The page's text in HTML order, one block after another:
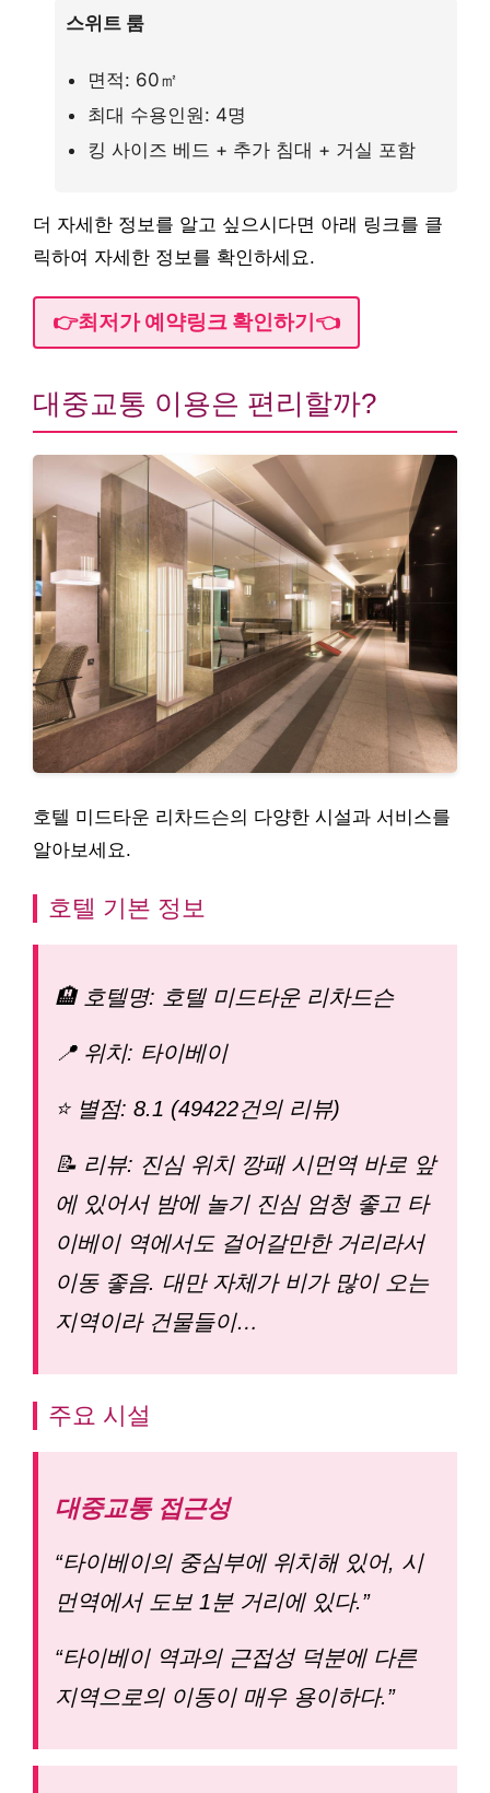
스위트 룸
면적: 60㎡
최대 수용인원: 4명
킹 사이즈 베드 + 추가 침대 + 거실 포함
더 자세한 정보를 알고 싶으시다면 아래 링크를 클
릭하여 자세한 정보를 확인하세요.
👉최저가 예약링크 확인하기👈
대중교통 이용은 편리할까?
호텔 미드타운 리차드슨의 다양한 시설과 서비스를
알아보세요.
호텔 기본 정보
🏨 호텔명: 호텔 미드타운 리차드슨
📍 위치: 타이베이
⭐ 별점: 8.1 (49422건의 리뷰)
📝 리뷰: 진심 위치 깡패 시먼역 바로 앞
에 있어서 밤에 놀기 진심 엄청 좋고 타
이베이 역에서도 걸어갈만한 거리라서
이동 좋음. 대만 자체가 비가 많이 오는
지역이라 건물들이…
주요 시설
대중교통 접근성
“타이베이의 중심부에 위치해 있어, 시
먼역에서 도보 1분 거리에 있다.”
“타이베이 역과의 근접성 덕분에 다른
지역으로의 이동이 매우 용이하다.”